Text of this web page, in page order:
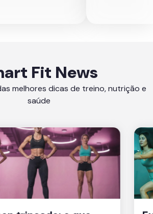
Fit News
melhores dicas de treino, nutrição e
saúde